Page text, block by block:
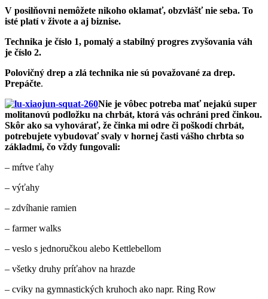
V posilňovni nemôžete nikoho oklamať, obzvlášť nie seba. To
isté platí v živote a aj biznise.
Technika je číslo 1, pomalý a stabilný progres zvyšovania váh
je číslo 2.
Polovičný drep a zlá technika nie sú považované za drep.
Prepáčte.
Nie je vôbec potreba mať nejakú super
molitanovú podložku na chrbát, ktorá vás ochráni pred činkou.
Skôr ako sa vyhovárať, že činka mi odre či poškodí chrbát,
potrebujete vybudovať svaly v hornej časti vášho chrbta so
základmi, čo vždy fungovali:
– mŕtve ťahy
– výťahy
– zdvíhanie ramien
– farmer walks
– veslo s jednoručkou alebo Kettlebellom
– všetky druhy príťahov na hrazde
– cviky na gymnastických kruhoch ako napr. Ring Row